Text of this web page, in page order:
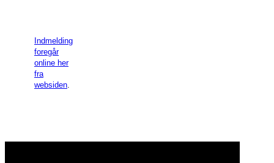
Indmelding
foregår
online her
fra
websiden